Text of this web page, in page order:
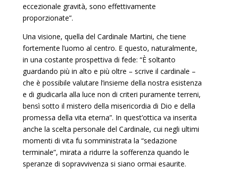
eccezionale gravità, sono effettivamente
proporzionate”.
Una visione, quella del Cardinale Martini, che tiene
fortemente l’uomo al centro. E questo, naturalmente,
in una costante prospettiva di fede: “È soltanto
guardando più in alto e più oltre – scrive il cardinale –
che è possibile valutare l’insieme della nostra esistenza
e di giudicarla alla luce non di criteri puramente terreni,
bensì sotto il mistero della misericordia di Dio e della
promessa della vita eterna”. In quest’ottica va inserita
anche la scelta personale del Cardinale, cui negli ultimi
momenti di vita fu somministrata la “sedazione
terminale”, mirata a ridurre la sofferenza quando le
speranze di sopravvivenza si siano ormai esaurite.